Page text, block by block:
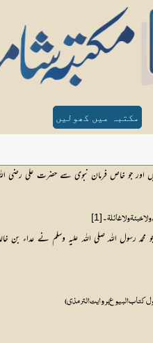
مکتبہ میں کھولیں
اور جو خاص فرمان نبوی سے حضرت علی رضی
خبئۃ ولا غائلۃ۔[1]
محمد رسول اللہ صلی اللہ علیہ وسلم نے
کتاب البیوع بروایت الترمذی)